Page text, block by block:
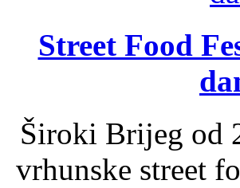
Street Food
Široki Brijeg od
vrhunske street